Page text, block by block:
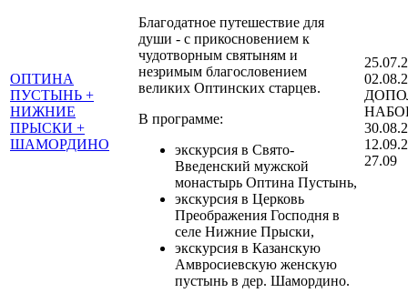
ОПТИНА
ПУСТЫНЬ +
НИЖНИЕ
ПРЫСКИ +
ШАМОРДИНО
Благодатное путешествие для
души - с прикосновением к
чудотворным святыням и
незримым благословением
великих Оптинских старцев.
В программе:
экскурсия в Свято-
Введенский мужской
монастырь Оптина Пустынь,
экскурсия в Церковь
Преображения Господня в
селе Нижние Прыски,
экскурсия в Казанскую
Амвросиевскую женскую
пустынь в дер. Шамордино.
27.09